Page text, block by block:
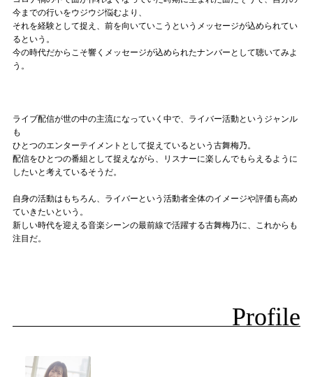
今までの行いをウジウジ悩むより、
それを経験として捉え、前を向いていこうというメッセージが込められてい
るという。
今の時代だからこそ響くメッセージが込められたナンバーとして聴いてみよ
う。
ライブ配信が世の中の主流になっていく中で、ライバー活動というジャンル
も
ひとつのエンターテイメントとして捉えているという古舞梅乃。
配信をひとつの番組として捉えながら、リスナーに楽しんでもらえるように
したいと考えているそうだ。
自身の活動はもちろん、ライバーという活動者全体のイメージや評価も高め
ていきたいという。
新しい時代を迎える音楽シーンの最前線で活躍する古舞梅乃に、これからも
注目だ。
Profile